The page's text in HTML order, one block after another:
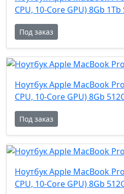
CPU, 10-Core GPU) 8Gb
Под заказ
Ноутбук Apple MacBook
CPU, 10-Core GPU) 8Gb
Под заказ
Ноутбук Apple MacBook
CPU, 10-Core GPU) 8Gb